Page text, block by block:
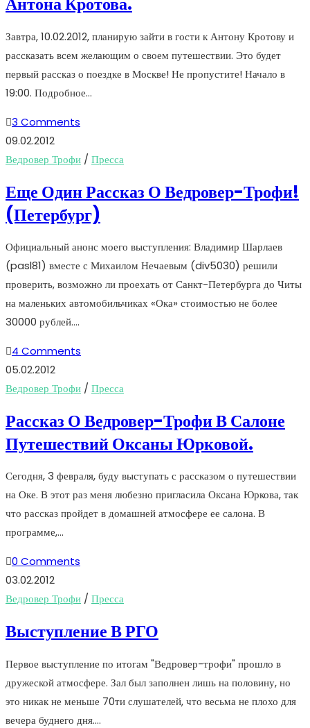
Завтра, 10.02.2012, планирую зайти в гости к Антону Кротову и
рассказать всем желающим о своем путешествии. Это будет
первый рассказ о поездке в Москве! Не пропустите! Начало в
19:00. Подробное…
3 Comments
09.02.2012
Ведровер Трофи / Пресса
Еще Один Рассказ О Ведровер-Трофи!
(Петербург)
Официальный анонс моего выступления: Владимир Шарлаев
(pasl81) вместе с Михаилом Нечаевым (div5030) решили
проверить, возможно ли проехать от Санкт-Петербурга до Читы
на маленьких автомобильчиках «Ока» стоимостью не более
30000 рублей.…
4 Comments
05.02.2012
Ведровер Трофи / Пресса
Рассказ О Ведровер-Трофи В Салоне
Путешествий Оксаны Юрковой.
Сегодня, 3 февраля, буду выступать с рассказом о путешествии
на Оке. В этот раз меня любезно пригласила Оксана Юркова, так
что рассказ пройдет в домашней атмосфере ее салона. В
программе,…
0 Comments
03.02.2012
Ведровер Трофи / Пресса
Выступление В РГО
Первое выступление по итогам "Ведровер-трофи" прошло в
дружеской атмосфере. Зал был заполнен лишь на половину, но
это никак не меньше 70ти слушателей, что весьма не плохо для
вечера буднего дня.…